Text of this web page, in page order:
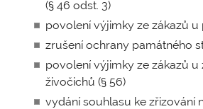
(§ 46 odst. 3)
povolení výjimky ze zákazů u
zrušení ochrany památného
povolení výjimky ze zákazů
živočichů (§ 56)
vydání souhlasu ke zřizování